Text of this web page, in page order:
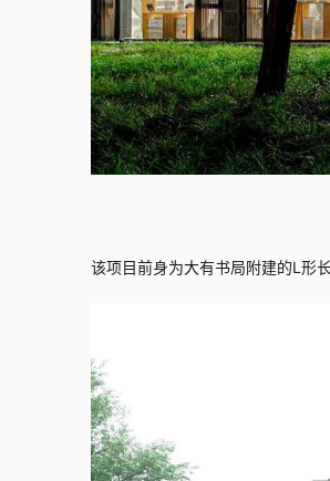
该项目前身为大有书局附建的L形